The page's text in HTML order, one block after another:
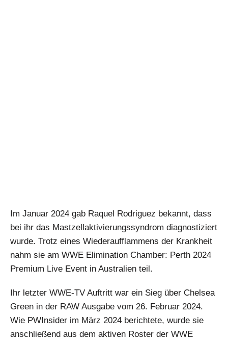
Im Januar 2024 gab Raquel Rodriguez bekannt, dass
bei ihr das Mastzellaktivierungssyndrom diagnostiziert
wurde. Trotz eines Wiederaufflammens der Krankheit
nahm sie am WWE Elimination Chamber: Perth 2024
Premium Live Event in Australien teil.
Ihr letzter WWE-TV Auftritt war ein Sieg über Chelsea
Green in der RAW Ausgabe vom 26. Februar 2024.
Wie PWInsider im März 2024 berichtete, wurde sie
anschließend aus dem aktiven Roster der WWE